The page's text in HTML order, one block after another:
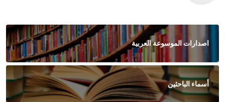
اصدارات الموسوعة العربية
أسماء الباحثين